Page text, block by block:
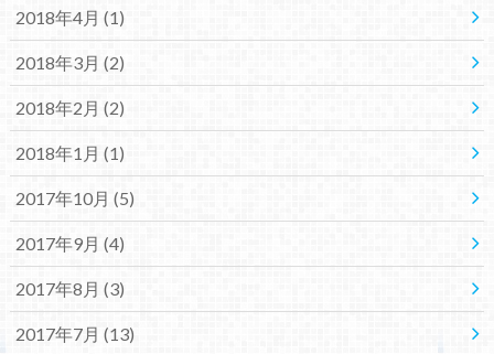
2018年4月 (1)
2018年3月 (2)
2018年2月 (2)
2018年1月 (1)
2017年10月 (5)
2017年9月 (4)
2017年8月 (3)
2017年7月 (13)